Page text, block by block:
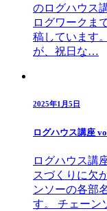
のログハウス
ログワークま
稿しています
が、祝日な…
2025年1月5日
ログハウス講座
ログハウス講
スづくりに欠
ンソーの各部
す。 チェーン